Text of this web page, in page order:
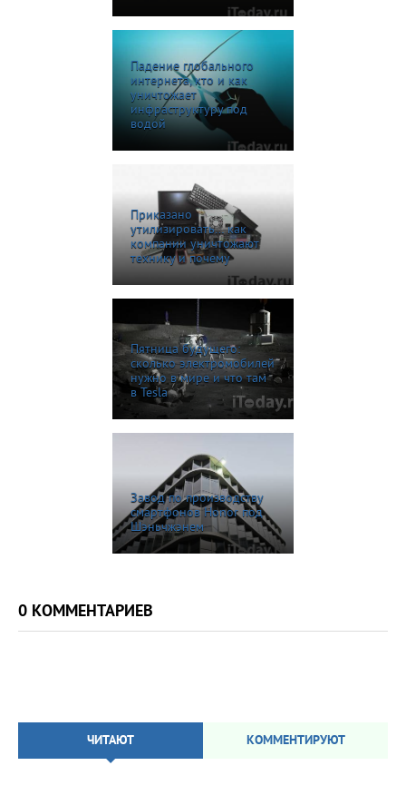
Падение глобального
интернета, кто и как
уничтожает
инфраструктуру под
водой
Приказано
утилизировать… как
компании уничтожают
технику и почему
Пятница будущего:
сколько электромобилей
нужно в мире и что там
в Tesla
Завод по производству
смартфонов Honor под
Шэньчжэнем
0 КОММЕНТАРИЕВ
ЧИТАЮТ КОММЕНТИРУЮТ